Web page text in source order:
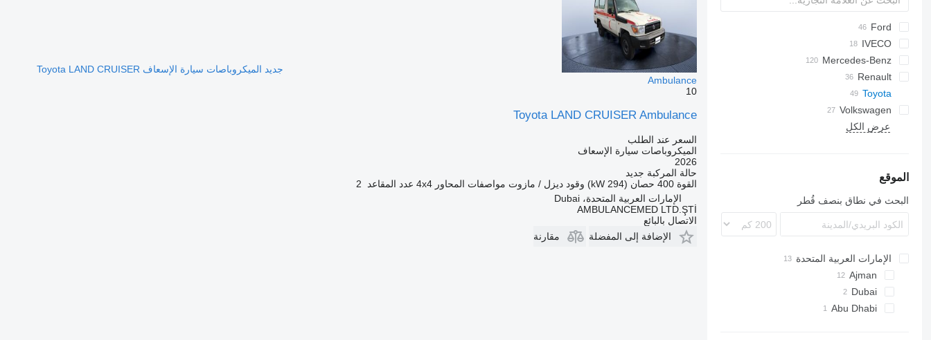
2-Series
X-Series
Express
Tahoe
Berlingo
Jumper
Jumpy
YA
Doblo
Ducato
Scudo
Talento
Ford
Explorer
F-series
Ranger
Tourneo
Transit
H-seriesIVECO
Daily
FVR
Defender
TGA
TGE
Mercedes-Benz
Atego
Sprinter
Vito
Caravan
NV
Patrol
Primastar
Movano
Vivaro
Boxer
Expert
Renault
C-series
Master
T-series
Toyota
Hiace
Hilux
Volkswagen
Amarok
S-series
عرض الكل
الموقع
البحث في نطاق بنصف قُطر
الإمارات العربية المتحدة
Ajman
Dubai
Abu Dhabi
جديد الميكروباصات سيارة الإسعاف Toyota LAND CRUISER
Ambulance
10
Toyota LAND CRUISER Ambulance
السعر عند الطلب
الميكروباصات سيارة الإسعاف
2026
حالة المركبة جديد
القوة 400 حصان (294 kW) وقود ديزل / مازوت مواصفات المحاور 4x4 عدد المقاعد
2
الإمارات العربية المتحدة، Dubai
AMBULANCEMED LTD.ŞTİ
الاتصال بالبائع
الإضافة إلى المفضلة
مقارنة